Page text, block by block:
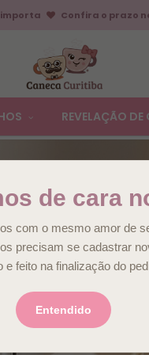
Confira o prazo
REVELAÇÃO DE
de cara
com o mesmo amor de
precisam se cadastrar
e feito na finalização do
Entendido